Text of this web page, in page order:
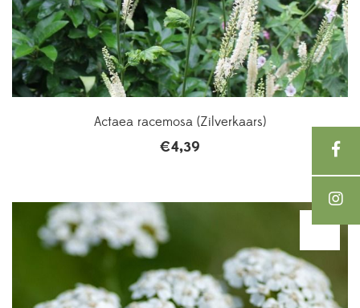
Actaea racemosa (Zilverkaars)
€4,39